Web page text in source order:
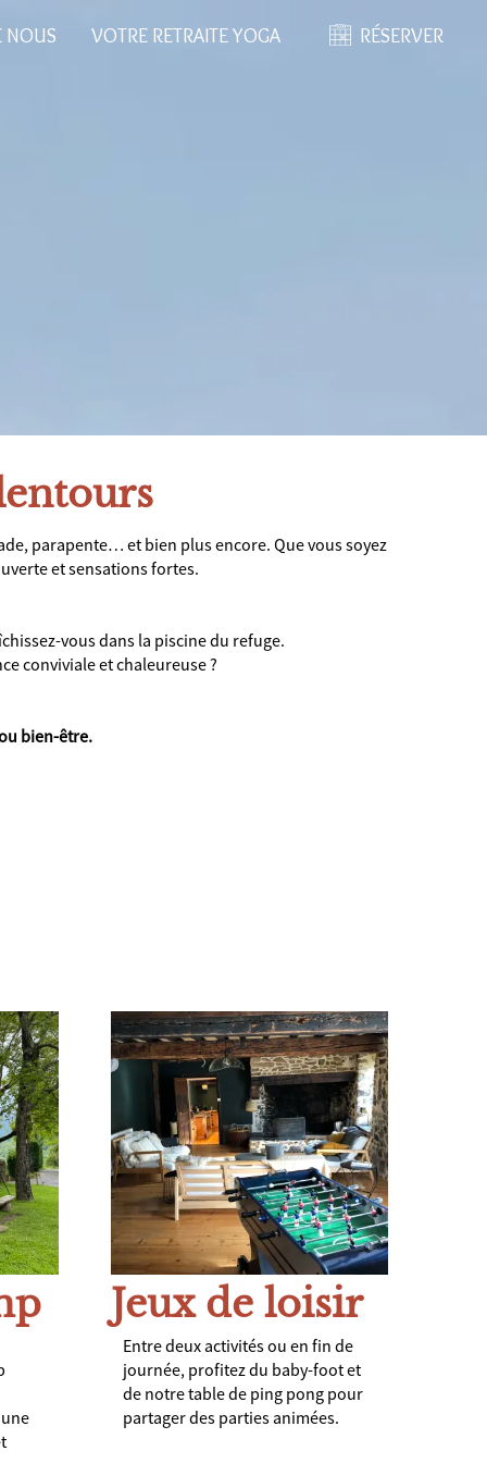
NOUS VOTRE RETRAITE YOGA RÉSERVER
parapente… et bien plus encore. Que vous soyez
et sensations fortes.
vous dans la piscine du refuge.
conviviale et chaleureuse ?
bien-être.
Jeux de loisir
Entre deux activités ou en fin de
journée, profitez du baby-foot et
de notre table de ping pong pour
partager des parties animées.